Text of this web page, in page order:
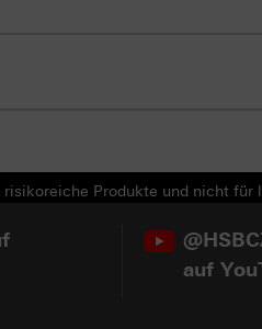
Produkte und nicht
auf